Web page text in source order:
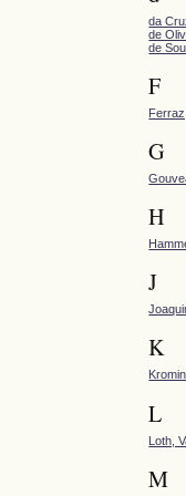
da
de
de
F
G
H
J
K
L
Loth,
M